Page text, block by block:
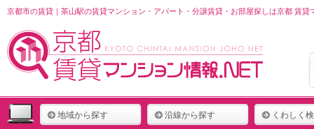
京都市の賃貸｜茶山駅の賃貸マンション・アパート・分譲賃貸・お部屋探しは京都 賃貸
地域から探す 沿線から探す くわしく